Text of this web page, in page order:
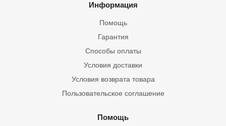
Информация
Помощь
Гарантия
Способы оплаты
Условия доставки
Условия возврата товара
Пользовательское соглашение
Помощь